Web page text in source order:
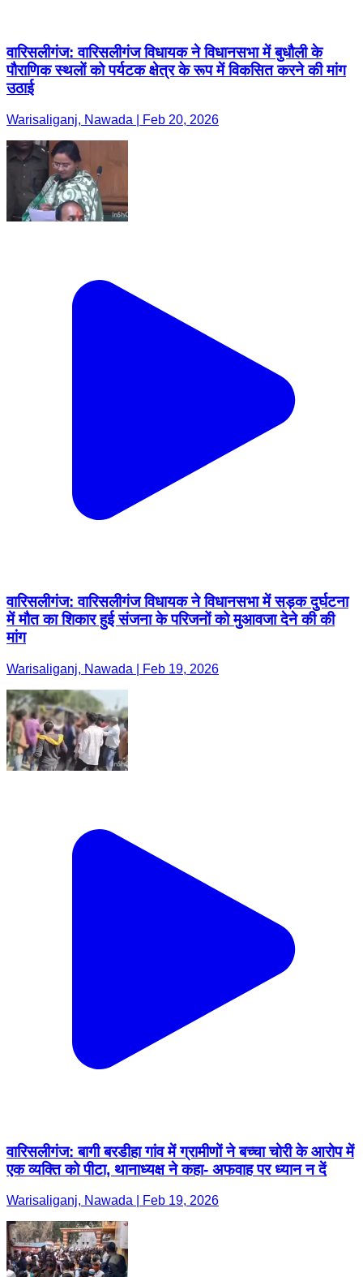
वारिसलीगंज: वारिसलीगंज विधायक ने विधानसभा में बुधौली के
पौराणिक स्थलों को पर्यटक क्षेत्र के रूप में विकसित करने की मांग
उठाई
Warisaliganj, Nawada | Feb 20, 2026
वारिसलीगंज: वारिसलीगंज विधायक ने विधानसभा में सड़क दुर्घटना
में मौत का शिकार हुई संजना के परिजनों को मुआवजा देने की की
मांग
Warisaliganj, Nawada | Feb 19, 2026
वारिसलीगंज: बागी बरडीहा गांव में ग्रामीणों ने बच्चा चोरी के आरोप में
एक व्यक्ति को पीटा, थानाध्यक्ष ने कहा- अफवाह पर ध्यान न दें
Warisaliganj, Nawada | Feb 19, 2026